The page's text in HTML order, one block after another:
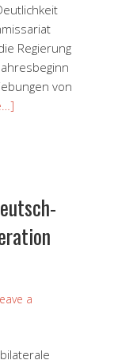
Regierung
von
a